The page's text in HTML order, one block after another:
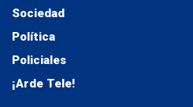
Sociedad
Política
Policiales
¡Arde Tele!